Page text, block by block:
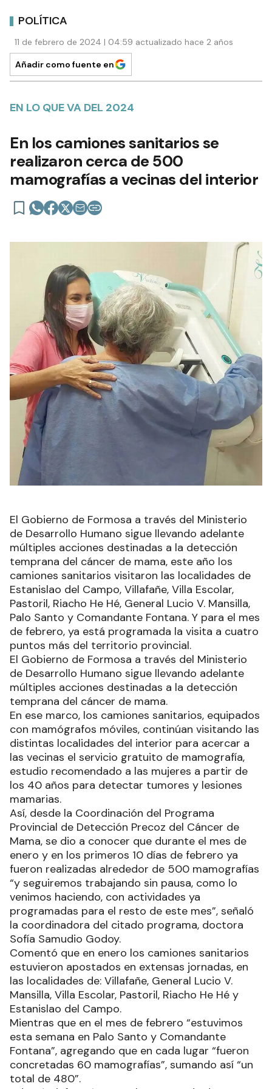
POLÍTICA
11 de febrero de 2024 | 04:59 actualizado hace 2 años
Añadir como fuente en
EN LO QUE VA DEL 2024
En los camiones sanitarios se
realizaron cerca de 500
mamografías a vecinas del interior
El Gobierno de Formosa a través del Ministerio
de Desarrollo Humano sigue llevando adelante
múltiples acciones destinadas a la detección
temprana del cáncer de mama, este año los
camiones sanitarios visitaron las localidades de
Estanislao del Campo, Villafañe, Villa Escolar,
Pastoril, Riacho He Hé, General Lucio V. Mansilla,
Palo Santo y Comandante Fontana. Y para el mes
de febrero, ya está programada la visita a cuatro
puntos más del territorio provincial.
El Gobierno de Formosa a través del Ministerio
de Desarrollo Humano sigue llevando adelante
múltiples acciones destinadas a la detección
temprana del cáncer de mama.
En ese marco, los camiones sanitarios, equipados
con mamógrafos móviles, continúan visitando las
distintas localidades del interior para acercar a
las vecinas el servicio gratuito de mamografía,
estudio recomendado a las mujeres a partir de
los 40 años para detectar tumores y lesiones
mamarias.
Así, desde la Coordinación del Programa
Provincial de Detección Precoz del Cáncer de
Mama, se dio a conocer que durante el mes de
enero y en los primeros 10 días de febrero ya
fueron realizadas alrededor de 500 mamografías
“y seguiremos trabajando sin pausa, como lo
venimos haciendo, con actividades ya
programadas para el resto de este mes”, señaló
la coordinadora del citado programa, doctora
Sofía Samudio Godoy.
Comentó que en enero los camiones sanitarios
estuvieron apostados en extensas jornadas, en
las localidades de: Villafañe, General Lucio V.
Mansilla, Villa Escolar, Pastoril, Riacho He Hé y
Estanislao del Campo.
Mientras que en el mes de febrero “estuvimos
esta semana en Palo Santo y Comandante
Fontana”, agregando que en cada lugar “fueron
concretadas 60 mamografías”, sumando así “un
total de 480”.